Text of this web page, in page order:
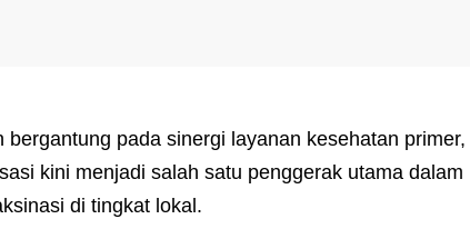
pada sinergi layanan kesehatan primer,
kini menjadi salah satu penggerak utama dalam
di tingkat lokal.